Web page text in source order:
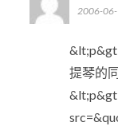
2006-
提琴的